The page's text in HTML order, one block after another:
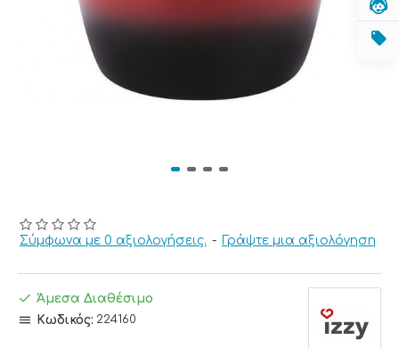
Σύμφωνα με 0 αξιολογήσεις. - Γράψτε μια αξιολόγηση
Άμεσα Διαθέσιμο
Κωδικός: 224160